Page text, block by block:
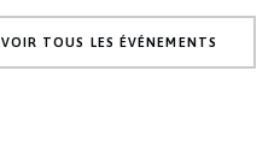
VOIR TOUS LES ÉVÉNEMENTS